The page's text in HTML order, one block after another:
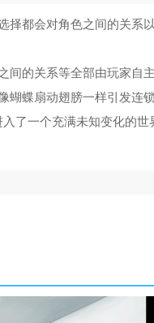
择都会对角色之间的关系
的关系等全部由玩家自
蝴蝶扇动翅膀一样引发连
了一个充满未知变化的